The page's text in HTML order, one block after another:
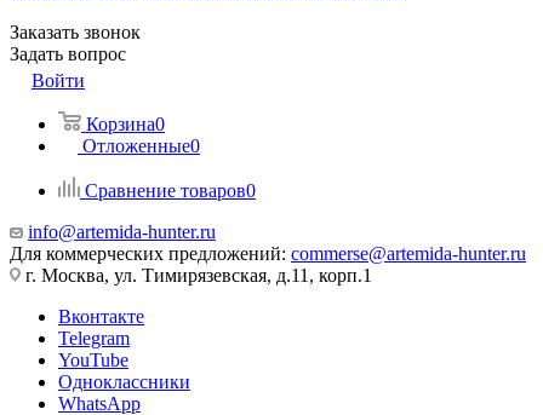
Заказать звонок
Задать вопрос
Войти
Корзина0
Отложенные0
Сравнение товаров0
info@artemida-hunter.ru
Для коммерческих предложений: commerse@artemida-hunter.ru
г. Москва, ул. Тимирязевская, д.11, корп.1
Вконтакте
Telegram
YouTube
Одноклассники
WhatsApp